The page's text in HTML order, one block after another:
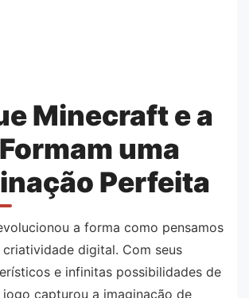
Minecraft e a
uma
Perfeita
a forma como pensamos
digital. Com seus
e infinitas possibilidades de
capturou a imaginação de